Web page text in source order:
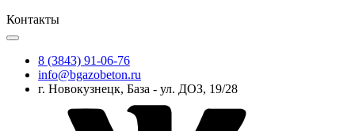
Контакты
8 (3843) 91-06-76
info@bgazobeton.ru
г. Новокузнецк, База - ул. ДОЗ, 19/28